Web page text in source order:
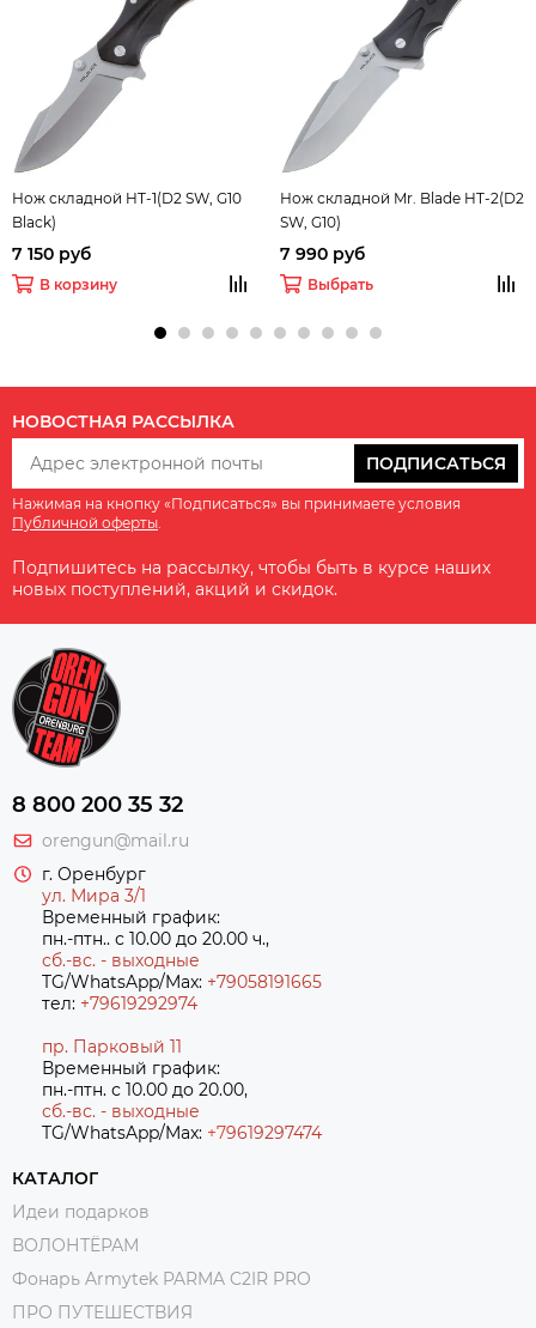
Нож складной HT-1(D2 SW, G10
Black)
7 150 руб
В корзину
Нож складной Mr. Blade HT-2(D2
SW, G10)
7 990 руб
Выбрать
НОВОСТНАЯ РАССЫЛКА
ПОДПИСАТЬСЯ
Нажимая на кнопку «Подписаться» вы принимаете условия
Публичной оферты
Подпишитесь на рассылку, чтобы быть в курсе наших
новых поступлений, акций и скидок.
8 800 200 35 32
orengun@mail.ru
г. Оренбург
ул. Мира 3/1
Временный график:
пн.-птн.. с 10.00 до 20.00 ч.,
сб.-вс. - выходные
TG/WhatsApp/Max: +79058191665
тел: +79619292974
пр. Парковый 11
Временный график:
пн.-птн. с 10.00 до 20.00,
сб.-вс. - выходные
TG/WhatsApp/Max: +79619297474
КАТАЛОГ
Идеи подарков
ВОЛОНТЁРАМ
Фонарь Armytek PARMA C2IR PRO
ПРО ПУТЕШЕСТВИЯ